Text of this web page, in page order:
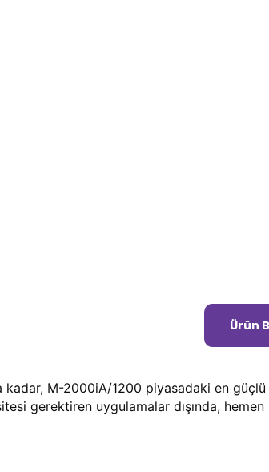
Ürün
kadar, M-2000iA/1200 piyasadaki en
gerektiren uygulamalar dışında,